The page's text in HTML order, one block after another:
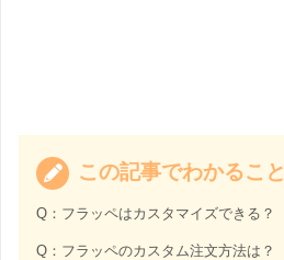
この記事でわかること
Q：フラッペはカスタマイズできる？
Q：フラッペのカスタム注文方法は？